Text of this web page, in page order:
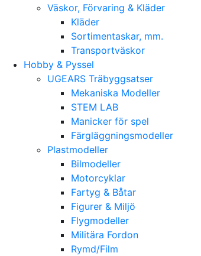
Väskor, Förvaring & Kläder
Kläder
Sortimentaskar, mm.
Transportväskor
Hobby & Pyssel
UGEARS Träbyggsatser
Mekaniska Modeller
STEM LAB
Manicker för spel
Färgläggningsmodeller
Plastmodeller
Bilmodeller
Motorcyklar
Fartyg & Båtar
Figurer & Miljö
Flygmodeller
Militära Fordon
Rymd/Film